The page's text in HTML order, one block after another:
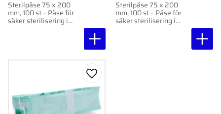
Sterilpåse 75 x 200
mm, 100 st – Påse för
säker sterilisering i
Sterilpåse 75 x 200
mm, 100 st – Påse för
säker sterilisering i
Lägg till i favoriter